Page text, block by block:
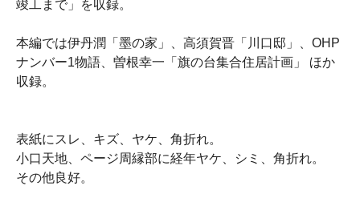
竣工まで」を収録。
本編では伊丹潤「墨の家」、高須賀晋「川口邸」、OHP
ナンバー1物語、曽根幸一「旗の台集合住居計画」 ほか
収録。
表紙にスレ、キズ、ヤケ、角折れ。
小口天地、ページ周縁部に経年ヤケ、シミ、角折れ。
その他良好。